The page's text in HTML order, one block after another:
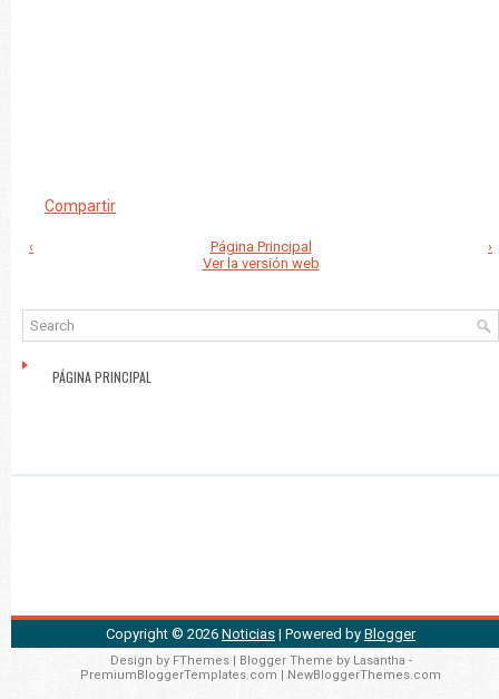
Compartir
‹ ›
Página Principal
Ver la versión web
PÁGINA PRINCIPAL
Copyright © 2026 Noticias | Powered by Blogger
Design by FThemes| Blogger Theme by Lasantha -
PremiumBloggerTemplates.com
NewBloggerThemes.com